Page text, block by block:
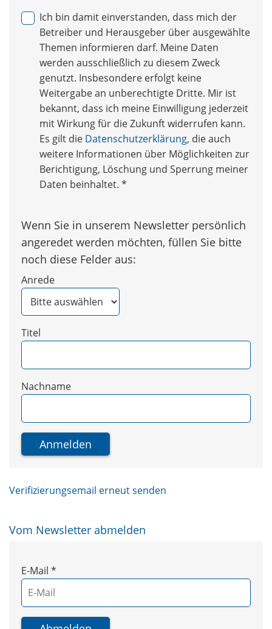
Ich bin damit einverstanden, dass mich der
Betreiber und Herausgeber über ausgewählte
Themen informieren darf. Meine Daten
werden ausschließlich zu diesem Zweck
genutzt. Insbesondere erfolgt keine
Weitergabe an unberechtigte Dritte. Mir ist
bekannt, dass ich meine Einwilligung jederzeit
mit Wirkung für die Zukunft widerrufen kann.
Es gilt die Datenschutzerklärung, die auch
weitere Informationen über Möglichkeiten zur
Berichtigung, Löschung und Sperrung meiner
Daten beinhaltet. *
Wenn Sie in unserem Newsletter persönlich
angeredet werden möchten, füllen Sie bitte
noch diese Felder aus:
Anrede
Titel
Nachname
Verifizierungsemail erneut senden
Vom Newsletter abmelden
E-Mail *